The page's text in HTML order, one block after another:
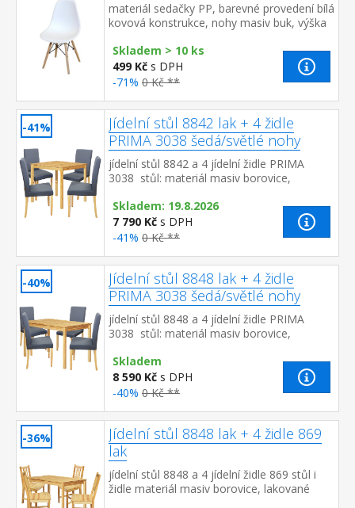
materiál sedačky PP, barevné provedení bílá
kovová konstrukce, nohy masiv buk, výška
UNO a QUATRO
Skladem > 10 ks
499 Kč s DPH
-71% 0 Kč **
-41%
Jídelní stůl 8842 lak + 4 židle
PRIMA 3038 šedá/světlé nohy
jídelní stůl 8842 a 4 jídelní židle PRIMA
3038 stůl: materiál masiv borovice,
barevné provedení š...
Skladem: 19.8.2026
7 790 Kč s DPH
-41% 0 Kč **
-40%
Jídelní stůl 8848 lak + 4 židle
PRIMA 3038 šedá/světlé nohy
jídelní stůl 8848 a 4 jídelní židle PRIMA
3038 stůl: materiál masiv borovice,
barevné provedení š...
Skladem
8 590 Kč s DPH
-40% 0 Kč **
-36%
Jídelní stůl 8848 lak + 4 židle 869
lak
jídelní stůl 8848 a 4 jídelní židle 869 stůl i
židle materiál masiv borovice, lakované